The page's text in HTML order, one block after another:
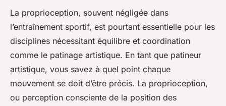
Quels exercices de
proprioception sont
recommandés pour les
patineurs artistiques?
Timéo •9 septembre 2024•6 min de lecture
La proprioception, souvent négligée dans
l’entraînement sportif, est pourtant essentielle pour les
disciplines nécessitant équilibre et coordination
comme le patinage artistique. En tant que patineur
artistique, vous savez à quel point chaque
mouvement se doit d’être précis. La proprioception,
ou perception consciente de la position des